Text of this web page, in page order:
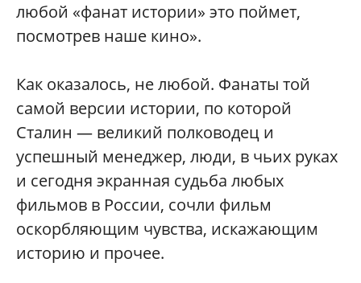
любой «фанат истории» это поймет,
посмотрев наше кино».
Как оказалось, не любой. Фанаты той
самой версии истории, по которой
Сталин — великий полководец и
успешный менеджер, люди, в чьих руках
и сегодня экранная судьба любых
фильмов в России, сочли фильм
оскорбляющим чувства, искажающим
историю и прочее.